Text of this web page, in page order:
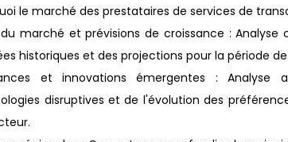
le marché des prestataires de services de
marché et prévisions de croissance :
historiques et des projections pour la période
et innovations émergentes : Analyse
disruptives et de l'évolution des